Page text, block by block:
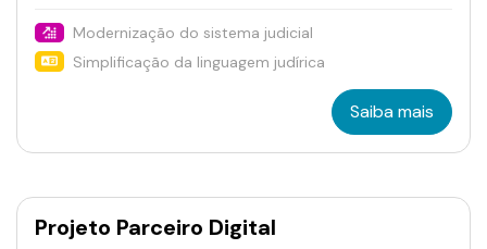
Modernização do sistema judicial
Simplificação da linguagem judírica
Saiba mais
Projeto Parceiro Digital